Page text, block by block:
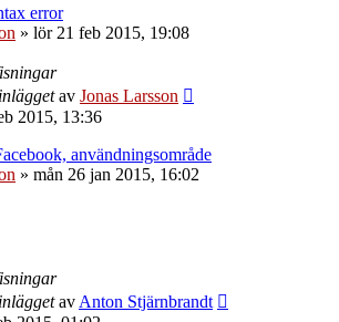
error
» lör 21 feb 2015, 19:08
av Jonas Larsson
2015, 13:36
användningsområde
» mån 26 jan 2015, 16:02
avAnton Stjärnbrandt